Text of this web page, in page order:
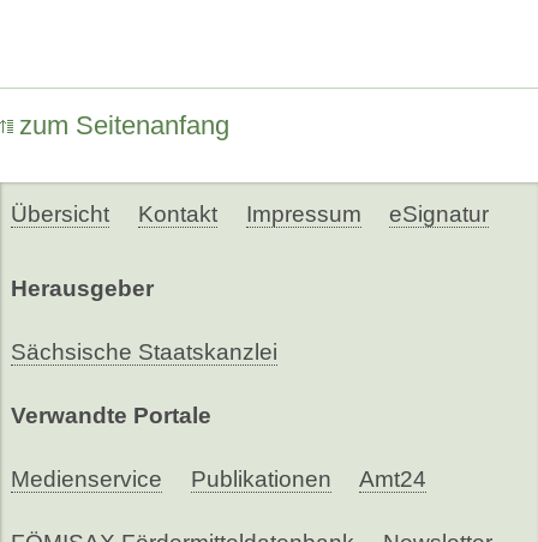
zum Seitenanfang
Übersicht Kontakt Impressum eSignatur
Herausgeber
Sächsische Staatskanzlei
Verwandte Portale
Medienservice Publikationen Amt24